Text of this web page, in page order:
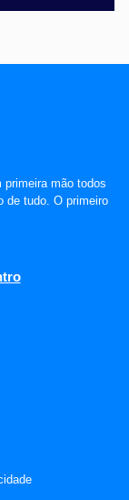
mão todos
de tudo. O primeiro